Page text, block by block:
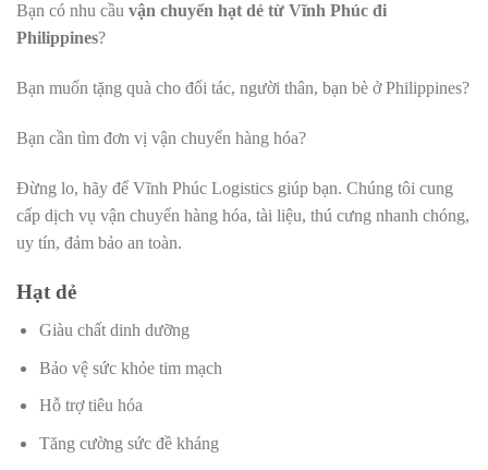
Bạn có nhu cầu vận chuyển hạt dẻ từ Vĩnh Phúc đi
Philippines?
Bạn muốn tặng quà cho đối tác, người thân, bạn bè ở Philippines?
Bạn cần tìm đơn vị vận chuyển hàng hóa?
Đừng lo, hãy để Vĩnh Phúc Logistics giúp bạn. Chúng tôi cung
cấp dịch vụ vận chuyển hàng hóa, tài liệu, thú cưng nhanh chóng,
uy tín, đảm bảo an toàn.
Hạt dẻ
Giàu chất dinh dưỡng
Bảo vệ sức khỏe tim mạch
Hỗ trợ tiêu hóa
Tăng cường sức đề kháng